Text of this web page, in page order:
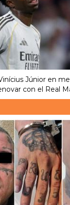
Júnior en
con el Real